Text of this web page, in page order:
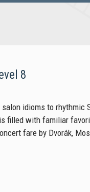
8
idioms to rhythmic
filled with familiar
fare by Dvorák,